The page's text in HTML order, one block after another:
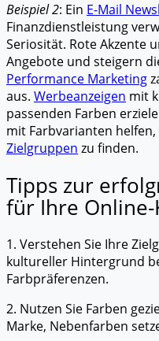
Beispiel 2: Ein E-Mail
Finanzdienstleistung
Seriosität. Rote Akzente
Angebote und steigern
Performance Marketing
aus. Werbeanzeigen mit
passenden Farben
mit Farbvarianten
Zielgruppen zu finden.
Tipps zur
für Ihre Online-
1. Verstehen Sie Ihre
kultureller Hintergrund
Farbpräferenzen.
2. Nutzen Sie Farben
Marke, Nebenfarben